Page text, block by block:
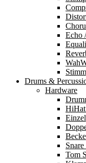
Echo
Drums &
Hardware
HiHat
Tom